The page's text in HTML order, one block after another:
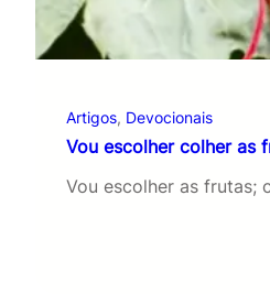
Artigos, Devocionais
Vou escolher colher as
Vou escolher as frutas;